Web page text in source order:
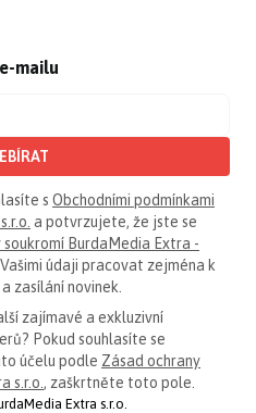
mailu
s Obchodními podmínkami
a potvrzujete, že jste se
soukromí BurdaMedia Extra -
Vašimi údaji pracovat zejména k
zasílání novinek.
zajímavé a exkluzivní
Pokud souhlasíte se
účelu podle Zásad ochrany
s.r.o. , zaškrtněte toto pole.
Extra s.r.o.